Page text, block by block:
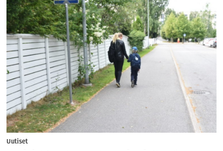
Uutiset